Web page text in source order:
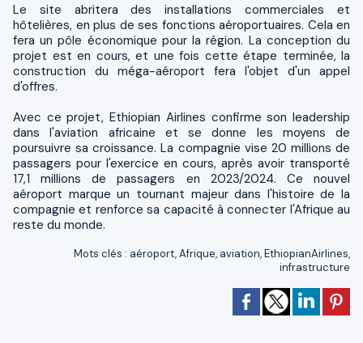
Le site abritera des installations commerciales et
hôtelières, en plus de ses fonctions aéroportuaires. Cela en
fera un pôle économique pour la région. La conception du
projet est en cours, et une fois cette étape terminée, la
construction du méga-aéroport fera l'objet d'un appel
d'offres.
Avec ce projet, Ethiopian Airlines confirme son leadership
dans l'aviation africaine et se donne les moyens de
poursuivre sa croissance. La compagnie vise 20 millions de
passagers pour l'exercice en cours, après avoir transporté
17,1 millions de passagers en 2023/2024. Ce nouvel
aéroport marque un tournant majeur dans l'histoire de la
compagnie et renforce sa capacité à connecter l'Afrique au
reste du monde.
Mots clés : aéroport,Afrique, aviation,EthiopianAirlines,
infrastructure